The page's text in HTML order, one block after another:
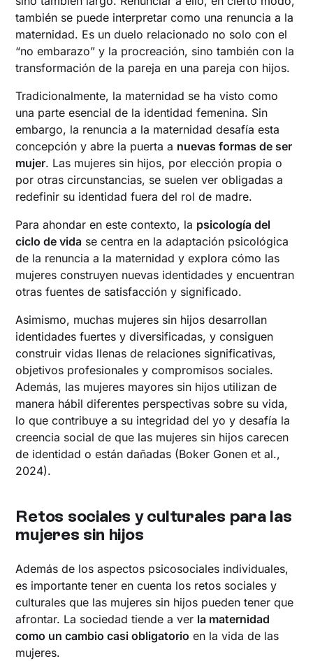
también se puede interpretar como una renuncia a la
maternidad. Es un duelo relacionado no solo con el
“no embarazo” y la procreación, sino también con la
transformación de la pareja en una pareja con hijos.
Tradicionalmente, la maternidad se ha visto como
una parte esencial de la identidad femenina. Sin
embargo, la renuncia a la maternidad desafía esta
concepción y abre la puerta a nuevas formas de ser
mujer. Las mujeres sin hijos, por elección propia o
por otras circunstancias, se suelen ver obligadas a
redefinir su identidad fuera del rol de madre.
Para ahondar en este contexto, la psicología del
ciclo de vida se centra en la adaptación psicológica
de la renuncia a la maternidad y explora cómo las
mujeres construyen nuevas identidades y encuentran
otras fuentes de satisfacción y significado.
Asimismo, muchas mujeres sin hijos desarrollan
identidades fuertes y diversificadas, y consiguen
construir vidas llenas de relaciones significativas,
objetivos profesionales y compromisos sociales.
Además, las mujeres mayores sin hijos utilizan de
manera hábil diferentes perspectivas sobre su vida,
lo que contribuye a su integridad del yo y desafía la
creencia social de que las mujeres sin hijos carecen
de identidad o están dañadas (Boker Gonen et al.,
2024).
Retos sociales y culturales para las
mujeres sin hijos
Además de los aspectos psicosociales individuales,
es importante tener en cuenta los retos sociales y
culturales que las mujeres sin hijos pueden tener que
afrontar. La sociedad tiende a ver la maternidad
como un cambio casi obligatorio en la vida de las
mujeres.